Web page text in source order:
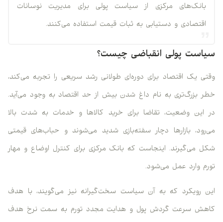
بانک‌های مرکزی از سیاست پولی برای مدیریت نوسانات
اقتصادی و دستیابی به ثبات قیمت استفاده می‌کنند.
سیاست پولی انقباضی چیست؟
وقتی یک اقتصاد برای دوره‌ای طولانی رشد سریعی را تجربه می‌کند،
خطر بزرگ‌تری به نام داغ شدن بیش از حد اقتصاد به وجود می‌آید.
در این وضعیت، تقاضا برای خرید کالاها و خدمات به شدت بالا
می‌رود، بازارها دچار سفته‌بازی شدید می‌شوند و حباب‌های قیمتی
شکل می‌گیرند. اینجاست که بانک مرکزی برای کنترل اوضاع و مهار
تورم وارد عمل می‌شود.
این رویکرد که به آن سیاست سخت‌گیرانه نیز می‌گویند، با هدف
کاهش سرعت گردش پول و هدایت مجدد تورم به سمت نرخ هدف